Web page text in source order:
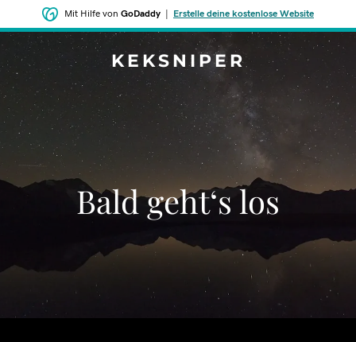
Mit Hilfe von GoDaddy Erstelle deine kostenlose Website
KEKSNIPER
Bald geht‘s los